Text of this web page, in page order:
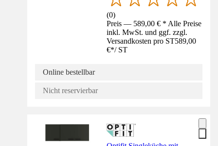
(0)
Preis — 589,00 € * Alle Preise
inkl. MwSt. und ggf. zzgl.
Versandkosten pro ST589,00
€*/ ST
Online bestellbar
Nicht reservierbar